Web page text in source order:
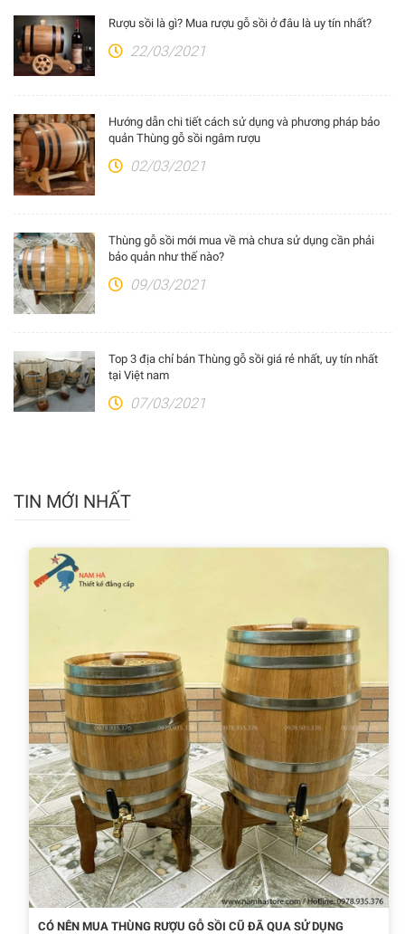
Rượu sồi là gì? Mua rượu gỗ sồi ở đâu là uy tín nhất?
22/03/2021
Hướng dẫn chi tiết cách sử dụng và phương pháp bảo
quản Thùng gỗ sồi ngâm rượu
02/03/2021
Thùng gỗ sồi mới mua về mà chưa sử dụng cần phải
bảo quản như thế nào?
09/03/2021
Top 3 địa chỉ bán Thùng gỗ sồi giá rẻ nhất, uy tín nhất
tại Việt nam
07/03/2021
TIN MỚI NHẤT
CÓ NÊN MUA THÙNG RƯỢU GỖ SỒI CŨ ĐÃ QUA SỬ DỤNG